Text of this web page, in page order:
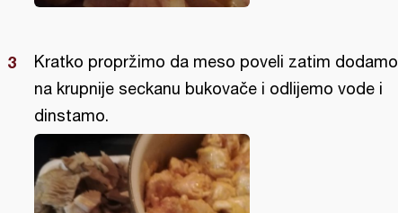
Kratko propržimo da meso poveli zatim dodamo
na krupnije seckanu bukovače i odlijemo vode i
dinstamo.